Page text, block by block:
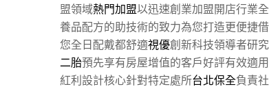
盟領域熱門加盟以迅速創業加盟開店行業
養品配方的助技術的致力為您打造更便捷
您全日配戴都舒適視優創新科技領導者研
二胎預先享有房屋增值的客戶好評有效適
紅利設計核心針對特定處所台北保全負責